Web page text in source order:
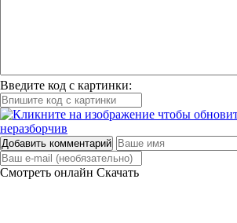
Введите код с картинки:
Добавить комментарий
Смотреть онлайн Скачать